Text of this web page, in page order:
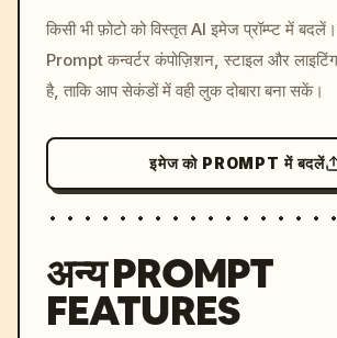
c,
colors, 8k
किसी भी फ़ोटो को विस्तृत AI इमेज प्रॉम्प्ट में
Prompt कन्वर्टर कंपोज़िशन, स्टाइल और
है, ताकि आप सेकंडों में वही लुक दोबारा बना सकें।
इमेज को PROMPT में बदलें
अन्य PROMPT
FEATURES